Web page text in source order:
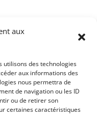
aux
utilisons des technologies
aux informations des
nous permettra de
de navigation ou les ID
ou de retirer son
certaines caractéristiques